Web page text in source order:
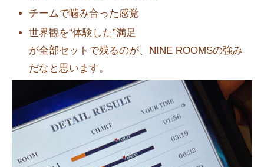
チームで噛み合った感覚
世界観を“体験した”満足
が全部セットで残るのが、NINE ROOMSの強み
だなと思います。